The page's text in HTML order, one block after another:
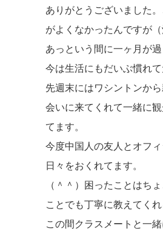
ありがとうございました
がよくなかったんですが
あっという間に一ヶ月が過
今は生活にもだいぶ慣れて
先週末にはワシントンか
会いに来てくれて一緒に
てます。
今度中国人の友人とオフ
日々をおくれてます。
（＾＾）困ったことはち
ことでも丁寧に教えてく
この間クラスメートと一